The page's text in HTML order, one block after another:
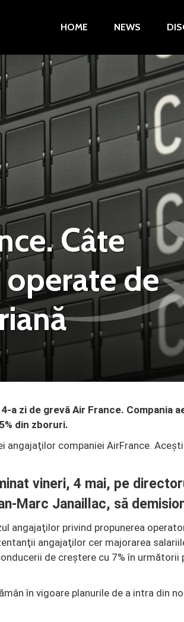
HOME NEWS
Câte
de
a zi de grevă Air France. Compania
din zboruri.
angajaţilor companiei AirFrance.
vineri, 4 mai, pe
Marc Janaillac, să
angajaţilor privind propunerea
angajaţilor cer majorarea
de creştere cu 7% în următorii
în vigoare planurile de a intra din